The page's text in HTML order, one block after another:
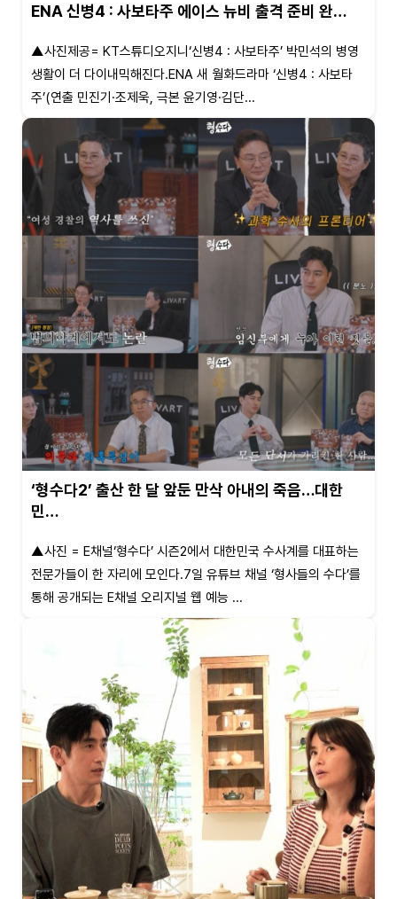
ENA 신병4 : 사보타주 에이스 뉴비 출격 준비 완…
▲사진제공= KT스튜디오지니‘신병4 : 사보타주’ 박민석의 병영
생활이 더 다이내믹해진다.ENA 새 월화드라마 ‘신병4 : 사보타
주’(연출 민진기·조제욱, 극본 윤기영·김단...
‘형수다2’ 출산 한 달 앞둔 만삭 아내의 죽음…대한
민…
▲사진 = E채널‘형수다’ 시즌2에서 대한민국 수사계를 대표하는
전문가들이 한 자리에 모인다.7일 유튜브 채널 ‘형사들의 수다’를
통해 공개되는 E채널 오리지널 웹 예능 ...